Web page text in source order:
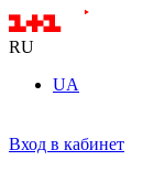
RU
UA
Вход в кабинет